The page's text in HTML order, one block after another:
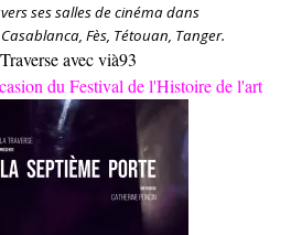
ses salles de cinéma dans
Fès, Tétouan, Tanger.
avec vià93
du Festival de l'Histoire de l'art